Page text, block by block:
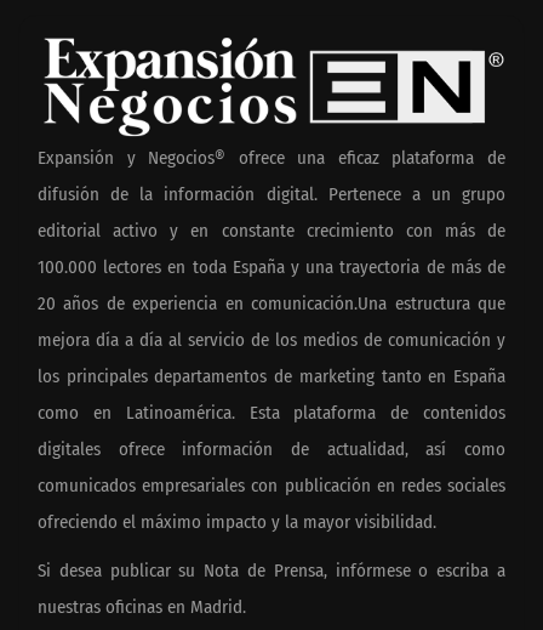
Expansión y Negocios® ofrece una eficaz plataforma de
difusión de la información digital. Pertenece a un grupo
editorial activo y en constante crecimiento con más de
100.000 lectores en toda España y una trayectoria de más de
20 años de experiencia en comunicación.Una estructura que
mejora día a día al servicio de los medios de comunicación y
los principales departamentos de marketing tanto en España
como en Latinoamérica. Esta plataforma de contenidos
digitales ofrece información de actualidad, así como
comunicados empresariales con publicación en redes sociales
ofreciendo el máximo impacto y la mayor visibilidad.
Si desea publicar su Nota de Prensa, infórmese o escriba a
nuestras oficinas en Madrid.